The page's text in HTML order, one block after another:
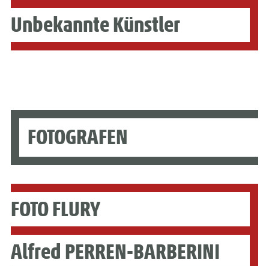
Unbekannte Künstler
FOTOGRAFEN
FOTO FLURY
Alfred PERREN-BARBERINI